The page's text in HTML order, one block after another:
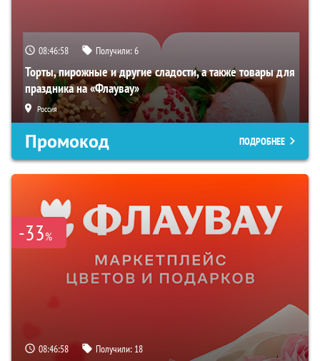
08:46:57 Получили:6
Торты, пирожные и другие сладости, а также товары для
праздника на «Флаувау»
Россия
Промокод ПОДРОБНЕЕ
-33%
08:46:57 Получили: 18